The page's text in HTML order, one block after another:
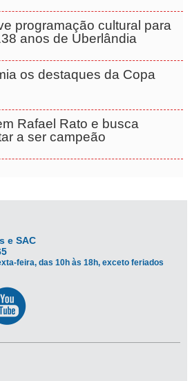
programação cultural para
anos de Uberlândia
os destaques da Copa
Rafael Rato e busca
a ser campeão
e SAC
feira, das 10h às 18h, exceto feriados